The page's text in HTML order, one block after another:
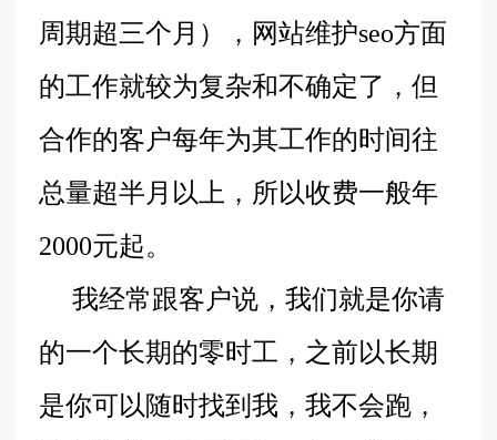
周期超三个月），网站维护seo方面
的工作就较为复杂和不确定了，但
合作的客户每年为其工作的时间往
总量超半月以上，所以收费一般年
2000元起。
我经常跟客户说，我们就是你请
的一个长期的零时工，之前以长期
是你可以随时找到我，我不会跑，